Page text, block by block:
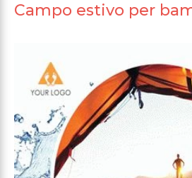
Campo estivo per